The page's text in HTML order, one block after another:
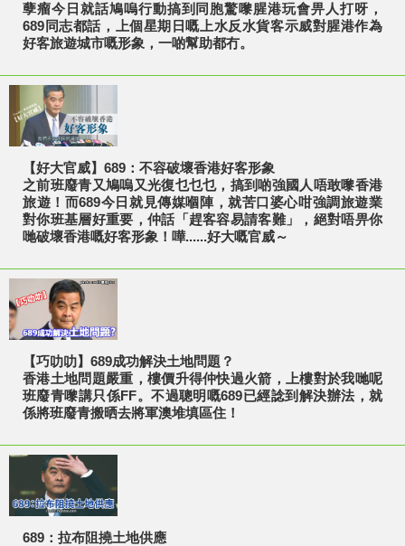
孽瘤今日就話鳩嗚行動搞到同胞驚嚟腥港玩會畀人打呀，
689同志都話，上個星期日嘅上水反水貨客示威對腥港作為
好客旅遊城市嘅形象，一啲幫助都冇。
【好大官威】689：不容破壞香港好客形象
之前班廢青又鳩嗚又光復乜乜乜，搞到啲強國人唔敢嚟香港
旅遊！而689今日就見傳媒嗰陣，就苦口婆心咁強調旅遊業
對你班基層好重要，仲話「趕客容易請客難」，絕對唔畀你
哋破壞香港嘅好客形象！嘩......好大嘅官威～
【巧叻叻】689成功解決土地問題？
香港土地問題嚴重，樓價升得仲快過火箭，上樓對於我哋呢
班廢青嚟講只係FF。不過聰明嘅689已經諗到解決辦法，就
係將班廢青搬晒去將軍澳堆填區住！
689：拉布阻撓土地供應